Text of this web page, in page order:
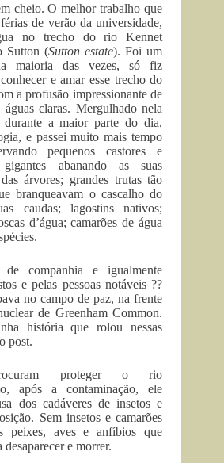
cheio. O melhor trabalho que
de verão da universidade,
no trecho do rio Kennet
Sutton (Sutton estate). Foi um
maioria das vezes, só fiz
e amar esse trecho do
a profusão impressionante de
claras. Mergulhado nela
a maior parte do dia,
e passei muito mais tempo
pequenos castores e
gigantes abanando as suas
árvores; grandes trutas tão
branqueavam o cascalho do
caudas; lagostins nativos;
d’água; camarões de água
companhia e igualmente
e pelas pessoas notáveis ??
no campo de paz, na frente
de Greenham Common.
história que rolou nessas
post.
proteger o rio
após a contaminação, ele
dos cadáveres de insetos e
Sem insetos e camarões
peixes, aves e anfíbios que
e morrer.